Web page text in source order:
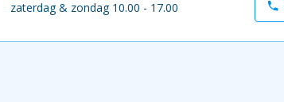
zaterdag & zondag 10.00 - 17.00